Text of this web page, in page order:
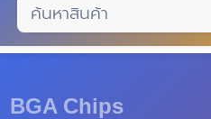
BGA Chips